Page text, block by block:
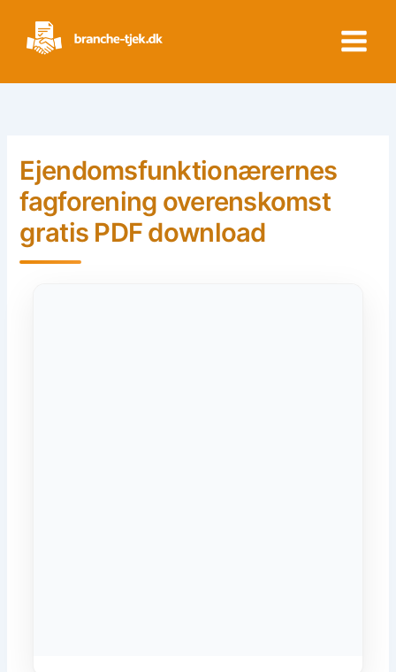
content
Ejendomsfunktionærernes
fagforening overenskomst
gratis PDF download